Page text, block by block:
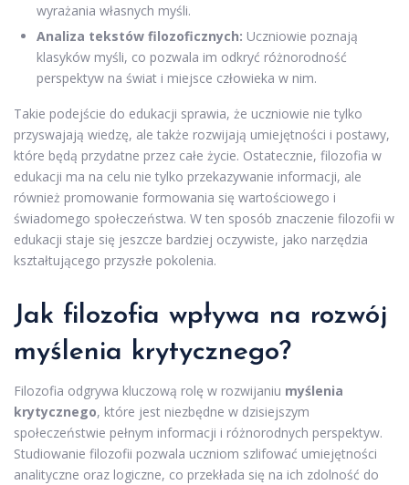
wyrażania własnych myśli.
Analiza tekstów filozoficznych: Uczniowie poznają
klasyków myśli, co pozwala im odkryć różnorodność
perspektyw na świat i miejsce człowieka w nim.
Takie podejście do edukacji sprawia, że uczniowie nie tylko
przyswajają wiedzę, ale także rozwijają umiejętności i postawy,
które będą przydatne przez całe życie. Ostatecznie, filozofia w
edukacji ma na celu nie tylko przekazywanie informacji, ale
również promowanie formowania się wartościowego i
świadomego społeczeństwa. W ten sposób znaczenie filozofii w
edukacji staje się jeszcze bardziej oczywiste, jako narzędzia
kształtującego przyszłe pokolenia.
Jak filozofia wpływa na rozwój
myślenia krytycznego?
Filozofia odgrywa kluczową rolę w rozwijaniu myślenia
krytycznego, które jest niezbędne w dzisiejszym
społeczeństwie pełnym informacji i różnorodnych perspektyw.
Studiowanie filozofii pozwala uczniom szlifować umiejętności
analityczne oraz logiczne, co przekłada się na ich zdolność do